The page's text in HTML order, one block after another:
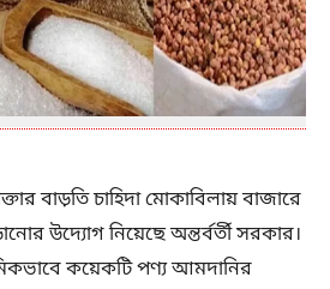
বাড়তি চাহিদা মোকাবিলায় বাজারে
উদ্যোগ নিয়েছে অন্তর্বর্তী সরকার।
কয়েকটি পণ্য আমদানির